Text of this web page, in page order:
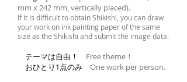
mm x 242 mm, vertically placed).
If it is difficult to obtain Shikishi, you can draw
your work on ink painting paper of the same
size as the Shikishi and submit the image data.
テーマは自由！ Free theme！
おひとり1点のみ One work per person.